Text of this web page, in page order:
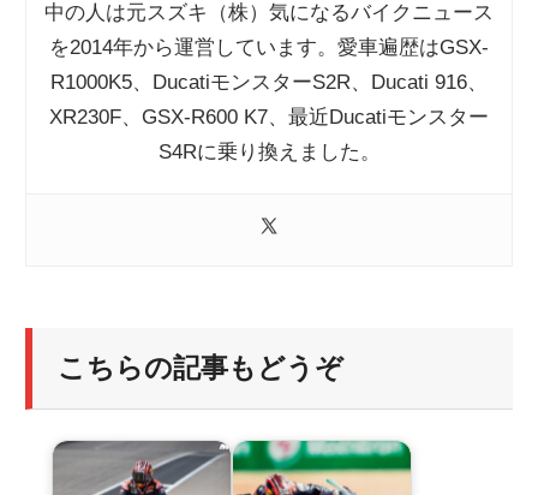
中の人は元スズキ（株）気になるバイクニュース
を2014年から運営しています。愛車遍歴はGSX-
R1000K5、DucatiモンスターS2R、Ducati 916、
XR230F、GSX-R600 K7、最近Ducatiモンスター
S4Rに乗り換えました。
こちらの記事もどうぞ